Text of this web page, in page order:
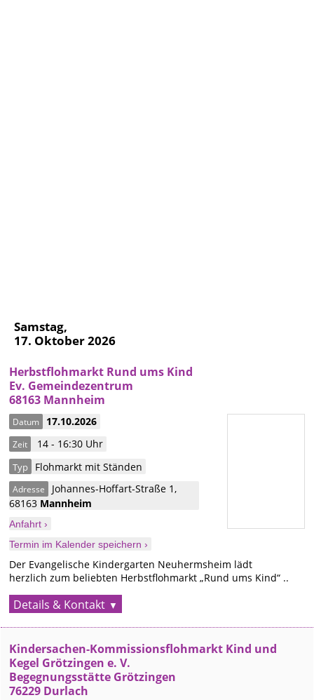
Samstag,
17. Oktober 2026
Herbstflohmarkt Rund ums Kind
Ev. Gemeindezentrum
68163 Mannheim
Datum 17.10.2026
Zeit 14 - 16:30 Uhr
Typ Flohmarkt mit Ständen
Adresse Johannes-Hoffart-Straße 1,
68163 Mannheim
Anfahrt ›
Termin im Kalender speichern ›
Der Evangelische Kindergarten Neuhermsheim lädt
herzlich zum beliebten Herbstflohmarkt „Rund ums Kind“ ..
Details & Kontakt
Kindersachen-Kommissionsflohmarkt Kind und
Kegel Grötzingen e. V.
Begegnungsstätte Grötzingen
76229 Durlach